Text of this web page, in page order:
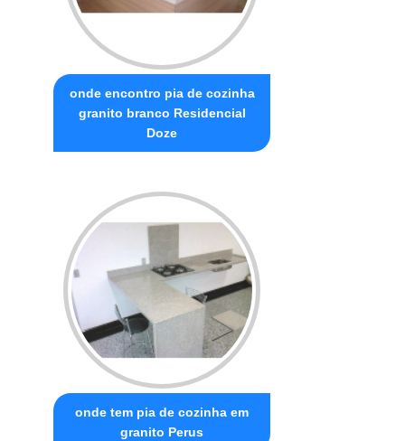
onde encontro pia de cozinha
granito branco Residencial
Doze
onde tem pia de cozinha em
granito Perus